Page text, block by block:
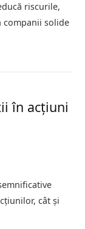
riscurile,
companii solide
în acțiuni
cât și